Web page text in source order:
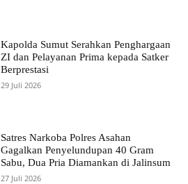
Kapolda Sumut Serahkan Penghargaan
ZI dan Pelayanan Prima kepada Satker
Berprestasi
29 Juli 2026
Satres Narkoba Polres Asahan
Gagalkan Penyelundupan 40 Gram
Sabu, Dua Pria Diamankan di Jalinsum
27 Juli 2026